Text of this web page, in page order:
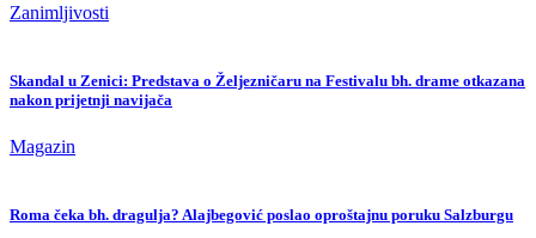
Zanimljivosti
Skandal u Zenici: Predstava o Željezničaru na Festivalu bh. drame otkazana
nakon prijetnji navijača
Magazin
Roma čeka bh. dragulja? Alajbegović poslao oproštajnu poruku Salzburgu